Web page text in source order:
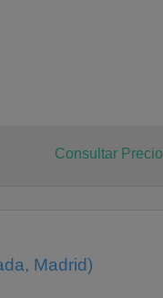
Consultar Precio
Madrid)